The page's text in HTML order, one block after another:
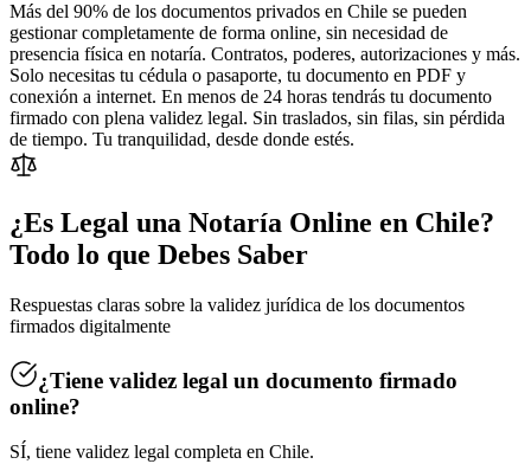
Más del 90% de los documentos privados en Chile se pueden
gestionar completamente de forma online, sin necesidad de
presencia física en notaría. Contratos, poderes, autorizaciones y más.
Solo necesitas tu cédula o pasaporte, tu documento en PDF y
conexión a internet. En menos de 24 horas tendrás tu documento
firmado con plena validez legal. Sin traslados, sin filas, sin pérdida
de tiempo. Tu tranquilidad, desde donde estés.
¿Es Legal una Notaría Online en Chile?
Todo lo que Debes Saber
Respuestas claras sobre la validez jurídica de los documentos
firmados digitalmente
¿Tiene validez legal un documento firmado
online?
SÍ, tiene validez legal completa en Chile.